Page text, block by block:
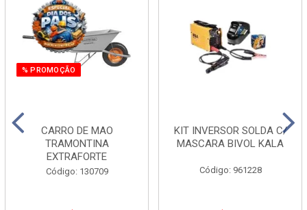
% PROMOÇÃO
CARRO DE MAO
TRAMONTINA
EXTRAFORTE
Código: 130709
KIT INVERSOR SOLDA C/
MASCARA BIVOL KALA
Código: 961228